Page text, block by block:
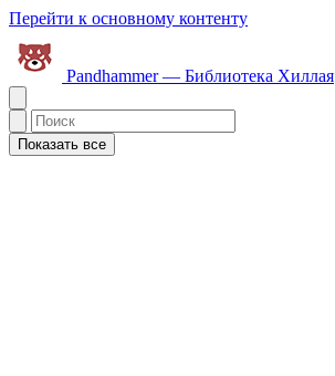
Перейти к основному контенту
Pandhammer — Библиотека Хиллая
Показать все